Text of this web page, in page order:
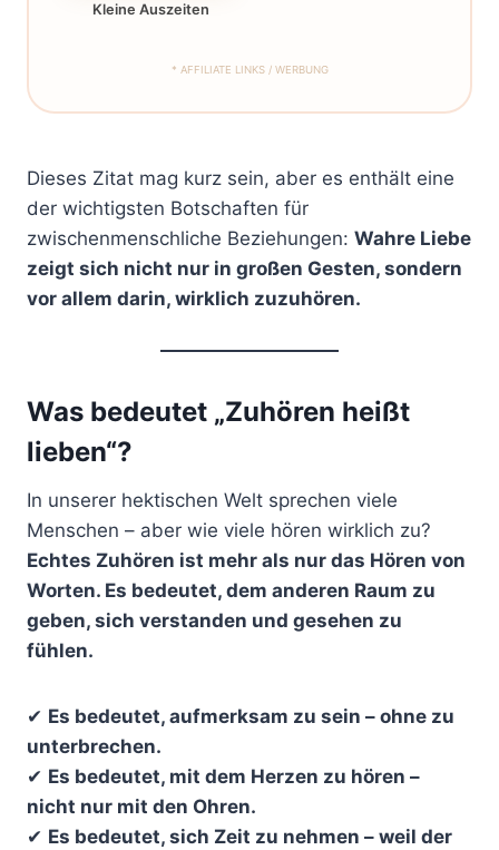
Kleine Auszeiten
* AFFILIATE LINKS / WERBUNG
Dieses Zitat mag kurz sein, aber es enthält eine
der wichtigsten Botschaften für
zwischenmenschliche Beziehungen: Wahre Liebe
zeigt sich nicht nur in großen Gesten, sondern
vor allem darin, wirklich zuzuhören.
Was bedeutet „Zuhören heißt
lieben“?
In unserer hektischen Welt sprechen viele
Menschen – aber wie viele hören wirklich zu?
Echtes Zuhören ist mehr als nur das Hören von
Worten. Es bedeutet, dem anderen Raum zu
geben, sich verstanden und gesehen zu
fühlen.
✔ Es bedeutet, aufmerksam zu sein – ohne zu
unterbrechen.
✔ Es bedeutet, mit dem Herzen zu hören –
nicht nur mit den Ohren.
✔ Es bedeutet, sich Zeit zu nehmen – weil der